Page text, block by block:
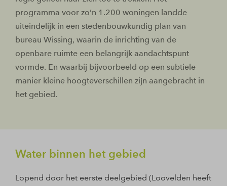
programma voor zo’n 1.200 woningen landde
uiteindelijk in een stedenbouwkundig plan van
bureau Wissing, waarin de inrichting van de
openbare ruimte een belangrijk aandachtspunt
vormde. En waarbij bijvoorbeeld op een subtiele
manier kleine hoogteverschillen zijn aangebracht in
het gebied.
Water binnen het gebied
Lopend door het eerste deelgebied (Loovelden heeft